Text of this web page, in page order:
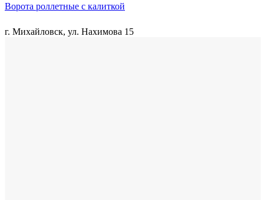
Ворота роллетные с калиткой
г. Михайловск, ул. Нахимова 15